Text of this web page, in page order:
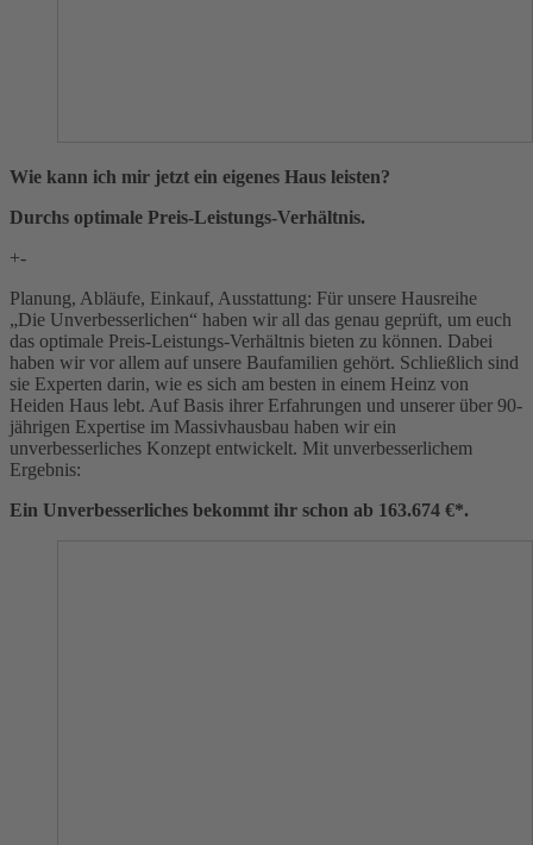
Wie kann ich mir jetzt ein eigenes Haus leisten?
Durchs optimale Preis-Leistungs-Verhältnis.
+-
Planung, Abläufe, Einkauf, Ausstattung: Für unsere Hausreihe
„Die Unverbesserlichen“ haben wir all das genau geprüft, um euch
das optimale Preis-Leistungs-Verhältnis bieten zu können. Dabei
haben wir vor allem auf unsere Baufamilien gehört. Schließlich sind
sie Experten darin, wie es sich am besten in einem Heinz von
Heiden Haus lebt. Auf Basis ihrer Erfahrungen und unserer über 90-
jährigen Expertise im Massivhausbau haben wir ein
unverbesserliches Konzept entwickelt. Mit unverbesserlichem
Ergebnis:
Ein Unverbesserliches bekommt ihr schon ab 163.674 €*.